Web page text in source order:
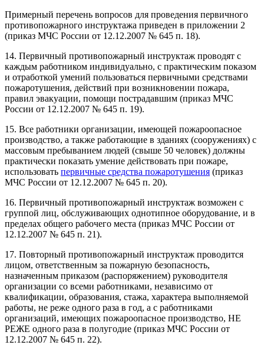
Примерный перечень вопросов для проведения первичного
противопожарного инструктажа приведен в приложении 2
(приказ МЧС России от 12.12.2007 № 645 п. 18).
14. Первичный противопожарный инструктаж проводят с
каждым работником индивидуально, с практическим показом
и отработкой умений пользоваться первичными средствами
пожаротушения, действий при возникновении пожара,
правил эвакуации, помощи пострадавшим (приказ МЧС
России от 12.12.2007 № 645 п. 19).
15. Все работники организации, имеющей пожароопасное
производство, а также работающие в зданиях (сооружениях) с
массовым пребыванием людей (свыше 50 человек) должны
практически показать умение действовать при пожаре,
использовать первичные средства пожаротушения (приказ
МЧС России от 12.12.2007 № 645 п. 20).
16. Первичный противопожарный инструктаж возможен с
группой лиц, обслуживающих однотипное оборудование, и в
пределах общего рабочего места (приказ МЧС России от
12.12.2007 № 645 п. 21).
17. Повторный противопожарный инструктаж проводится
лицом, ответственным за пожарную безопасность,
назначенным приказом (распоряжением) руководителя
организации со всеми работниками, независимо от
квалификации, образования, стажа, характера выполняемой
работы, не реже одного раза в год, а с работниками
организаций, имеющих пожароопасное производство, НЕ
РЕЖЕ одного раза в полугодие (приказ МЧС России от
12.12.2007 № 645 п. 22).